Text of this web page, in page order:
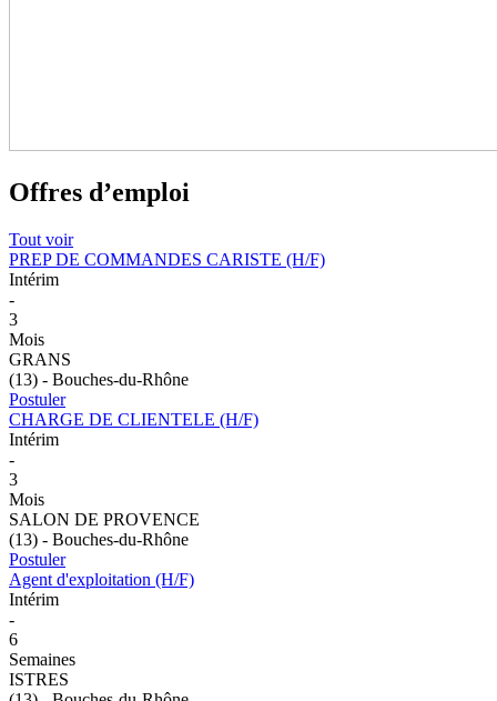
Offres d’emploi
Tout voir
PREP DE COMMANDES CARISTE (H/F)
Intérim
-
3
Mois
GRANS
(13) - Bouches-du-Rhône
Postuler
CHARGE DE CLIENTELE (H/F)
Intérim
-
3
Mois
SALON DE PROVENCE
(13) - Bouches-du-Rhône
Postuler
Agent d'exploitation (H/F)
Intérim
-
6
Semaines
ISTRES